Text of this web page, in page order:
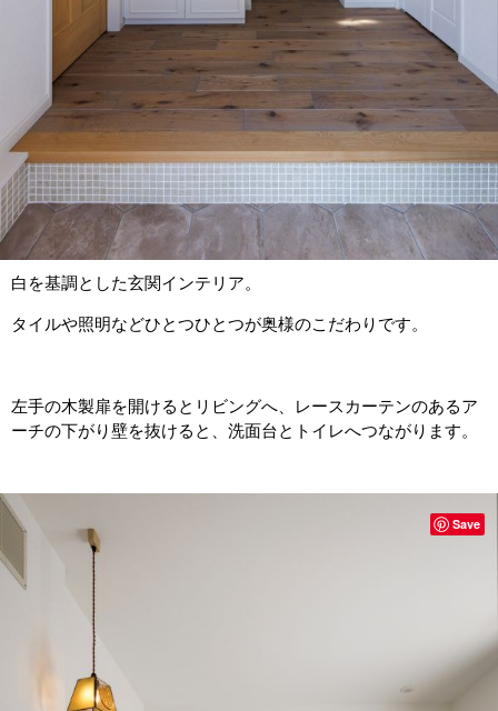
白を基調とした玄関インテリア。
タイルや照明などひとつひとつが奥様のこだわりです。
左手の木製扉を開けるとリビングへ、レースカーテンのあるア
ーチの下がり壁を抜けると、洗面台とトイレへつながります。
Save